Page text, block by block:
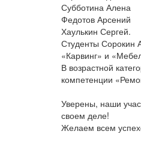
Субботина Алена
Федотов Арсений
Хаулькин Сергей.
Студенты Сорокин
«Карвинг» и
В возрастной
компетенции
Уверены, наши
своем деле!
Желаем всем